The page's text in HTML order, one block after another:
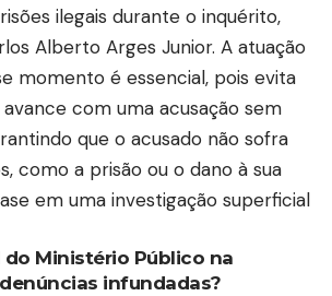
ilegais durante o inquérito,
Alberto Arges Junior. A atuação
momento é essencial, pois evita
com uma acusação sem
que o acusado não sofra
como a prisão ou o dano à sua
em uma investigação superficial
do Ministério Público na
infundadas?